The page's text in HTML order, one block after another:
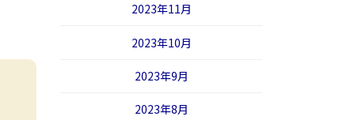
2023年11月
2023年10月
2023年9月
2023年8月